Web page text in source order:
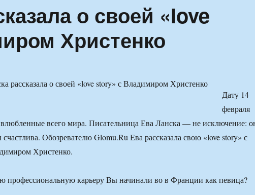
о своей «love
Христенко
Дату 14
февраля
всего мира. Писательница Ева Ланска — не исключение:
Обозревателю Glomu.Ru Ева рассказала свою «love story» с
Христенко.
профессиональную карьеру Вы начинали во в Франции как певица?